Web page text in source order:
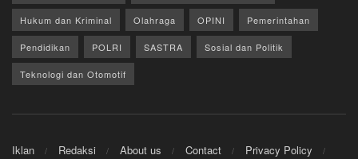
Hukum dan Kriminal Olahraga OPINI Pemerintahan
Pendidikan POLRI SASTRA Sosial dan Politik
Teknologi dan Otomotif
Iklan Redaksi About us Contact
Privacy Policy